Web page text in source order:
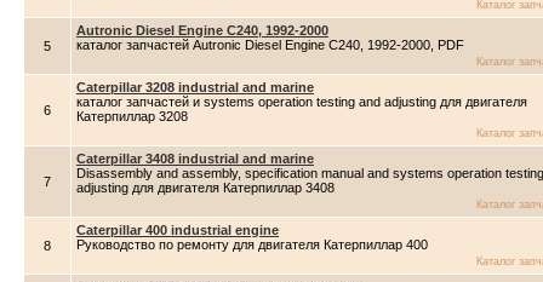
Каталог
5
Autronic Diesel Engine C240, 1992-2000
каталог запчастей Autronic Diesel Engine C240, 1992-2000, PDF
Каталог
6
Caterpillar 3208 industrial and marine
каталог запчастей и systems operation testing and adjusting для двигателя
Катерпиллар 3208
Каталог
7
Caterpillar 3408 industrial and marine
Disassembly and assembly, specification manual and systems operation
adjusting для двигателя Катерпиллар 3408
Каталог
8
Caterpillar 400 industrial engine
Руководство по ремонту для двигателя Катерпиллар 400
Каталог